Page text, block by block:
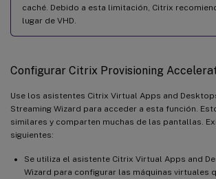
caché. Debido a esta limitación, Citrix
lugar de VHD.
Configurar Citrix Provisioning
Use los asistentes Citrix Virtual Apps and
Streaming Wizard para acceder a esta función.
similares y comparten muchas de las pantallas.
siguientes:
Se utiliza el asistente Citrix Virtual Apps and
Wizard para configurar las máquinas virtuales